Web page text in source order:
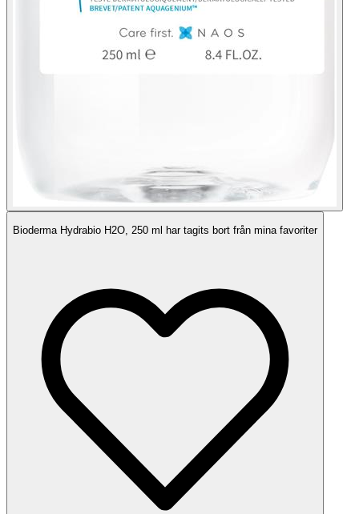
Bioderma Hydrabio H2O, 250 ml har tagits bort från mina favoriter